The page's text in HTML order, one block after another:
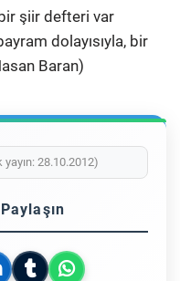
şiir defteri var
dolayısıyla, bir
Baran)
yayın: 28.10.2012)